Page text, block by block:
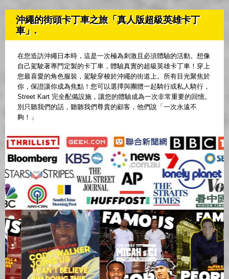
沖繩的街頭卡丁車之旅「真人版超級英雄卡丁
車」.
在您造訪沖繩日本時，這是一次極為刺激且必須體驗的活動。想像
自己駕駛著專門定製的卡丁車，體驗真實的超級英雄卡丁車！穿上
您最喜愛的角色服裝，駕駛穿梭於沖繩的街道上。所有目光聚焦於
你，保證讓你成為焦點！您可以選擇與團體一起騎行或私人騎行，
Street Kart 完全配備設施，讓您的體驗成為一次非常重要的回憶。
別只聽我們的話，聽聽我們尊貴的顧客，他們說「一次永遠不
夠！」